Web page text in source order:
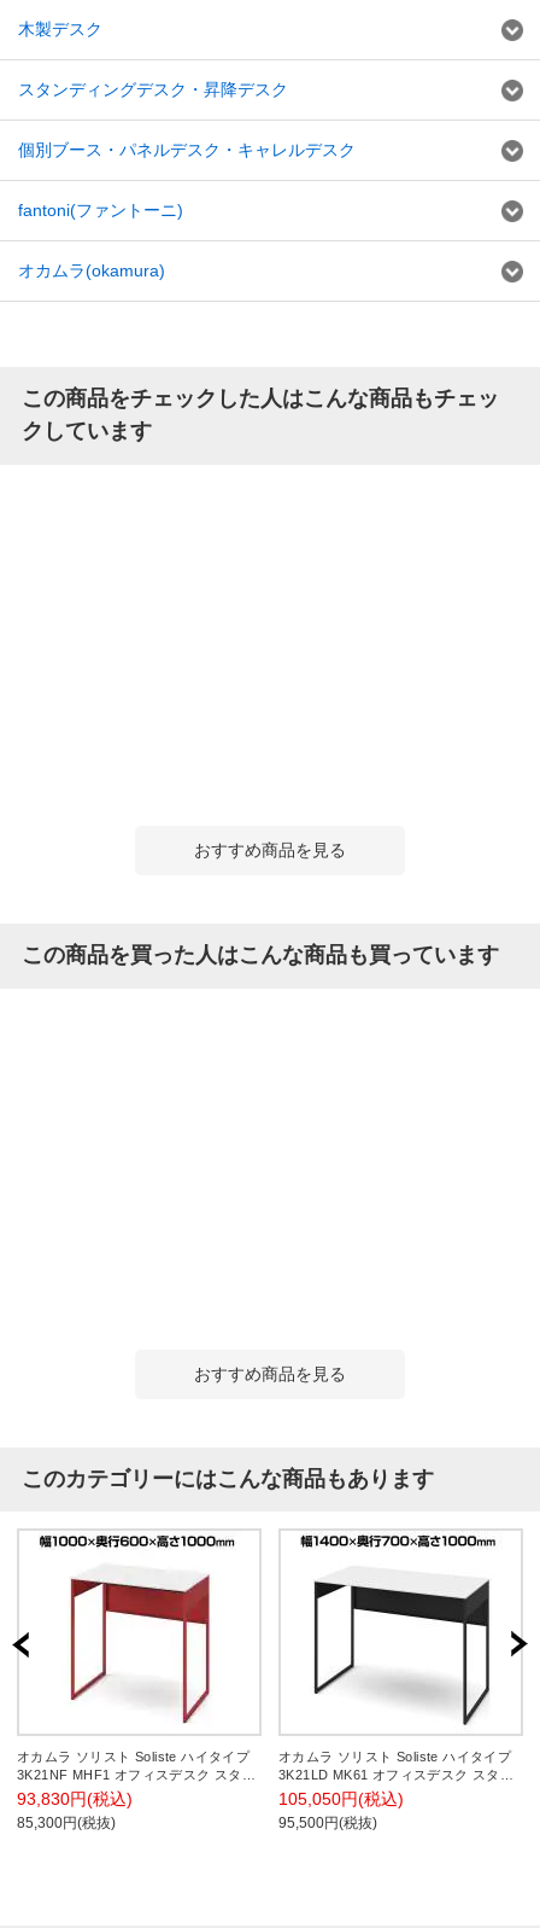
木製デスク
スタンディングデスク・昇降デスク
個別ブース・パネルデスク・キャレルデスク
fantoni(ファントーニ)
オカムラ(okamura)
この商品をチェックした人はこんな商品もチェッ
クしています
おすすめ商品を見る
この商品を買った人はこんな商品も買っています
おすすめ商品を見る
このカテゴリーにはこんな商品もあります
オカムラ ソリスト Soliste ハイタイプ
3K21NF MHF1 オフィスデスク スタン
ディングデスク 平机 幅1000×奥行600×
高さ1000mm 幕板付き 配線ダクト付き
メラミン天板 フレーム脚(オレンジレッ
93,830円(税込)
85,300円(税抜)
オカムラ ソリスト Soliste ハイタイプ
3K21LD MK61 オフィスデスク スタン
ディングデスク 平机 幅1400×奥行700×
高さ1000mm 幕板付き 配線ダクト付き
メラミン天板 フレーム脚(ブラック) 天
105,050円(税込)
95,500円(税抜)